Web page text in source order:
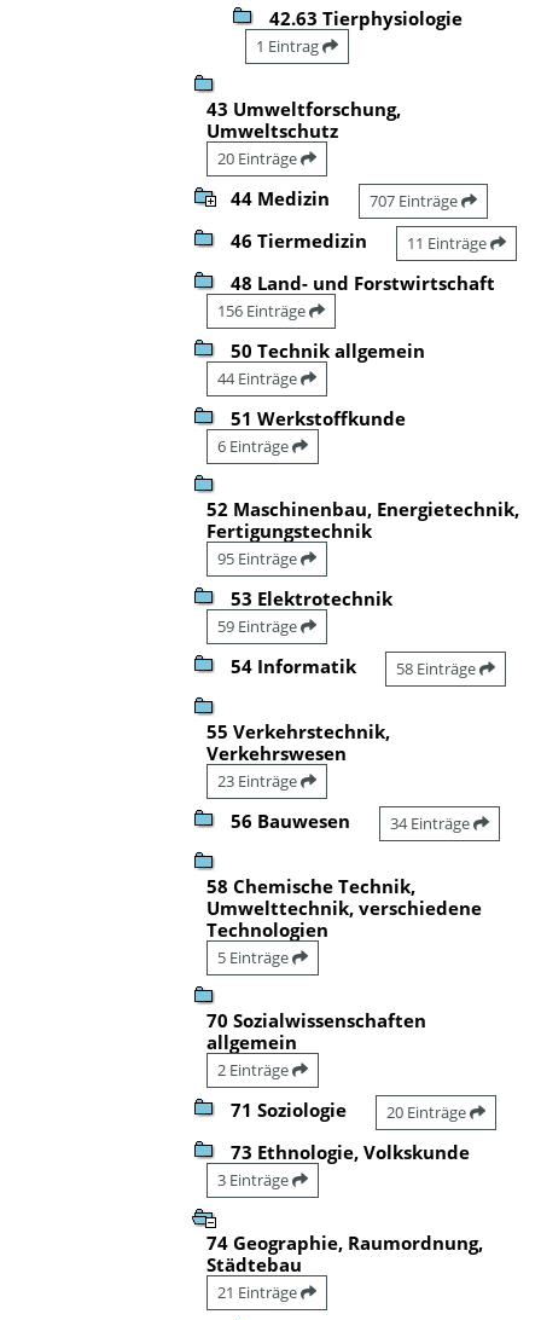
42.63 Tierphysiologie
1 Eintrag
43 Umweltforschung,
Umweltschutz
20 Einträge
44 Medizin 707 Einträge
46 Tiermedizin 11 Einträge
48 Land- und Forstwirtschaft
156 Einträge
50 Technik allgemein
44 Einträge
51 Werkstoffkunde
6 Einträge
52 Maschinenbau, Energietechnik,
Fertigungstechnik
95 Einträge
53 Elektrotechnik
59 Einträge
54 Informatik 58 Einträge
55 Verkehrstechnik,
Verkehrswesen
23 Einträge
56 Bauwesen 34 Einträge
58 Chemische Technik,
Umwelttechnik, verschiedene
Technologien
5 Einträge
70 Sozialwissenschaften
allgemein
2 Einträge
71 Soziologie 20 Einträge
73 Ethnologie, Volkskunde
3 Einträge
74 Geographie, Raumordnung,
Städtebau
21 Einträge